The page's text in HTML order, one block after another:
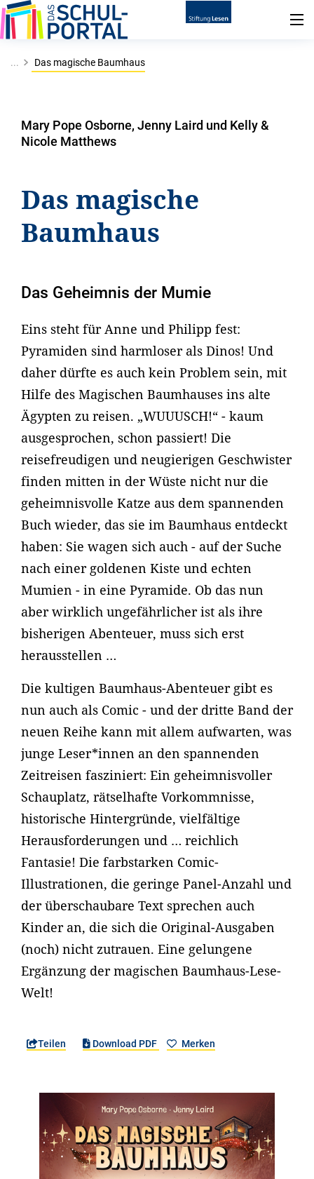
... Das magische Baumhaus
Mary Pope Osborne, Jenny Laird und Kelly &
Nicole Matthews
Das magische
Baumhaus
Das Geheimnis der Mumie
Eins steht für Anne und Philipp fest:
Pyramiden sind harmloser als Dinos! Und
daher dürfte es auch kein Problem sein, mit
Hilfe des Magischen Baumhauses ins alte
Ägypten zu reisen. „WUUUSCH!“ - kaum
ausgesprochen, schon passiert! Die
reisefreudigen und neugierigen Geschwister
finden mitten in der Wüste nicht nur die
geheimnisvolle Katze aus dem spannenden
Buch wieder, das sie im Baumhaus entdeckt
haben: Sie wagen sich auch - auf der Suche
nach einer goldenen Kiste und echten
Mumien - in eine Pyramide. Ob das nun
aber wirklich ungefährlicher ist als ihre
bisherigen Abenteuer, muss sich erst
herausstellen …
Die kultigen Baumhaus-Abenteuer gibt es
nun auch als Comic - und der dritte Band der
neuen Reihe kann mit allem aufwarten, was
junge Leser*innen an den spannenden
Zeitreisen fasziniert: Ein geheimnisvoller
Schauplatz, rätselhafte Vorkommnisse,
historische Hintergründe, vielfältige
Herausforderungen und … reichlich
Fantasie! Die farbstarken Comic-
Illustrationen, die geringe Panel-Anzahl und
der überschaubare Text sprechen auch
Kinder an, die sich die Original-Ausgaben
(noch) nicht zutrauen. Eine gelungene
Ergänzung der magischen Baumhaus-Lese-
Welt!
Teilen Download PDF Merken